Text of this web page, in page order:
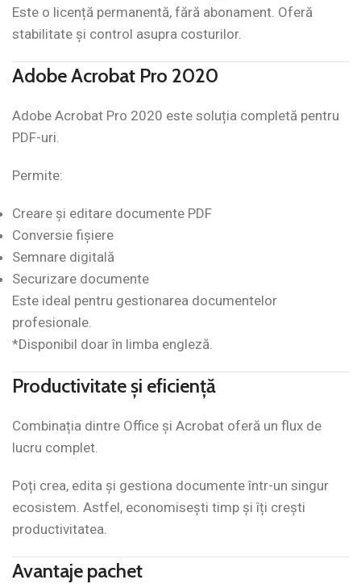
Este o licență permanentă, fără abonament. Oferă
stabilitate și control asupra costurilor.
Adobe Acrobat Pro 2020
Adobe Acrobat Pro 2020 este soluția completă pentru
PDF-uri.
Permite:
Creare și editare documente PDF
Conversie fișiere
Semnare digitală
Securizare documente
Este ideal pentru gestionarea documentelor
profesionale.
*Disponibil doar în limba engleză.
Productivitate și eficiență
Combinația dintre Office și Acrobat oferă un flux de
lucru complet.
Poți crea, edita și gestiona documente într-un singur
ecosistem. Astfel, economisești timp și îți crești
productivitatea.
Avantaje pachet